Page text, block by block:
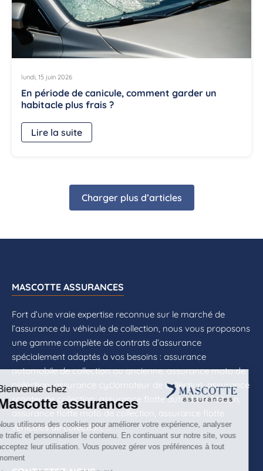
lundi, 15 juin 2026
En période de canicule, comment garder un
habitacle plus frais ?
Lire la suite
Charger plus d’articles
MASCOTTE ASSURANCES
Fort d’une vraie expertise reconnue sur le marché de
l’assurance du véhicule de collection, nous vous proposons
une gamme complète de contrats d’assurance
spécialement adaptés à vos besoins : assurance
automobile de collection ou ancienne, assurance moto de
collection, assurance cyclomoteur de collection, assurance
scooter de collection, assurance flotte auto de collection,
assurance flotte moto de collection, assurance flotte
véhicules de collection, ...